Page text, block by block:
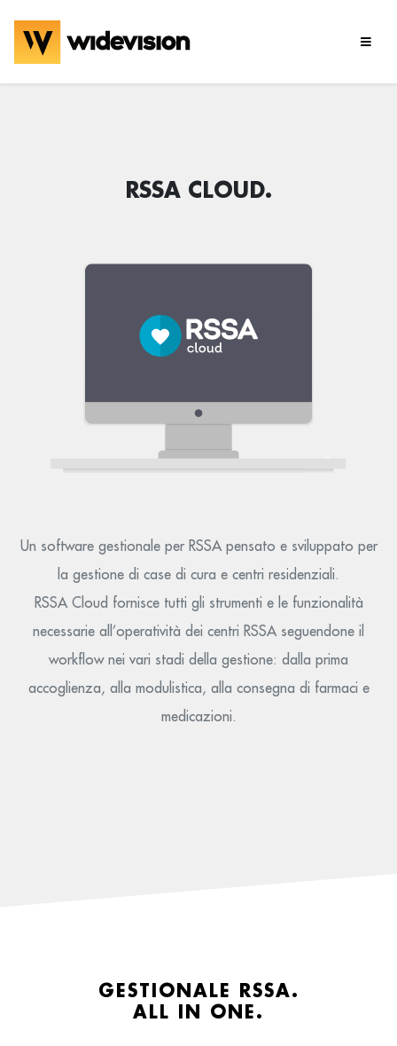
RSSA CLOUD.
Un software gestionale per RSSA pensato e sviluppato per
la gestione di case di cura e centri residenziali.
RSSA Cloud fornisce tutti gli strumenti e le funzionalità
necessarie all’operatività dei centri RSSA seguendone il
workflow nei vari stadi della gestione: dalla prima
accoglienza, alla modulistica, alla consegna di farmaci e
medicazioni.
GESTIONALE RSSA.
ALL IN ONE.